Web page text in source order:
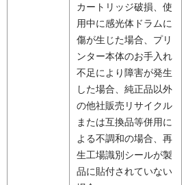
カートリッジ破損、使
用中に感光体ドラムに
傷が生じた場合、プリ
ンター本体のお手入れ
不足により障害が発生
した場合、純正品以外
の他社販売リサイクル
または互換品等併用に
よる不調和の場合、再
生工場識別シールが製
品に貼付されていない